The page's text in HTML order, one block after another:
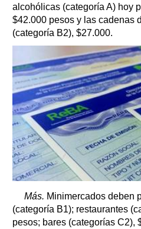
alcohólicas (categoría A) hoy
$42.000 pesos y las cadenas
(categoría B2), $27.000.
Más. Minimercados deben
(categoría B1); restaurantes
pesos; bares (categorías C2),